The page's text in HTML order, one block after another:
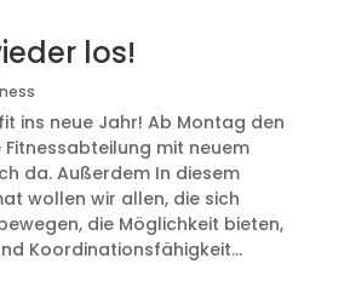
los!
ins neue Jahr! Ab Montag den
Fitnessabteilung mit neuem
da. Außerdem In diesem
wollen wir allen, die sich
die Möglichkeit bieten,
Koordinationsfähigkeit...